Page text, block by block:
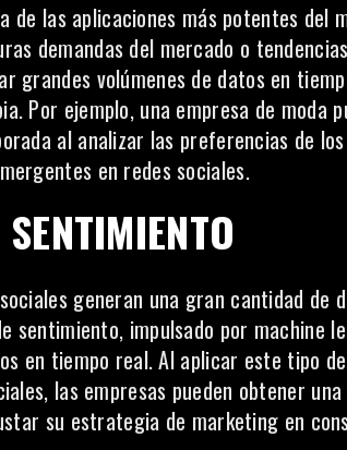
de las aplicaciones más potentes del
demandas del mercado o
grandes volúmenes de datos en
Por ejemplo, una empresa de moda
al analizar las preferencias de
en redes sociales.
generan una gran cantidad de
sentimiento, impulsado por machine
en tiempo real. Al aplicar este tipo
las empresas pueden obtener
su estrategia de marketing en